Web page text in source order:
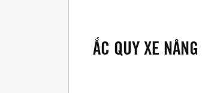
ẮC QUY XE NÂNG